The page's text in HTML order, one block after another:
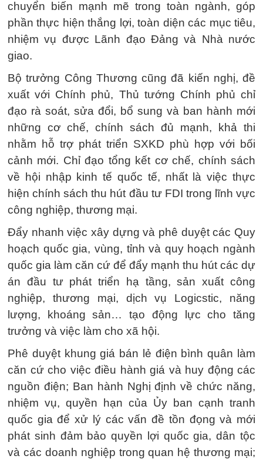
chuyển biến mạnh mẽ trong toàn ngành, góp
phần thực hiện thắng lợi, toàn diện các mục tiêu,
nhiệm vụ được Lãnh đạo Đảng và Nhà nước
giao.
Bộ trưởng Công Thương cũng đã kiến nghị, đề
xuất với Chính phủ, Thủ tướng Chính phủ chỉ
đạo rà soát, sửa đổi, bổ sung và ban hành mới
những cơ chế, chính sách đủ mạnh, khả thi
nhằm hỗ trợ phát triển SXKD phù hợp với bối
cảnh mới. Chỉ đạo tổng kết cơ chế, chính sách
về hội nhập kinh tế quốc tế, nhất là việc thực
hiện chính sách thu hút đầu tư FDI trong lĩnh vực
công nghiệp, thương mại.
Đẩy nhanh việc xây dựng và phê duyệt các Quy
hoạch quốc gia, vùng, tỉnh và quy hoạch ngành
quốc gia làm căn cứ để đẩy mạnh thu hút các dự
án đầu tư phát triển hạ tầng, sản xuất công
nghiệp, thương mại, dịch vụ Logicstic, năng
lượng, khoáng sản… tạo động lực cho tăng
trưởng và việc làm cho xã hội.
Phê duyệt khung giá bán lẻ điện bình quân làm
căn cứ cho việc điều hành giá và huy động các
nguồn điện; Ban hành Nghị định về chức năng,
nhiệm vụ, quyền hạn của Ủy ban cạnh tranh
quốc gia để xử lý các vấn đề tồn đọng và mới
phát sinh đảm bảo quyền lợi quốc gia, dân tộc
và các doanh nghiệp trong quan hệ thương mại;